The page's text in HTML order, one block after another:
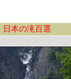
日本の滝百選